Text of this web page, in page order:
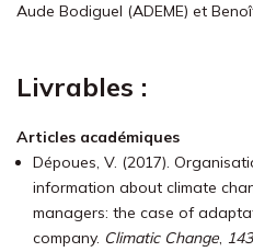
Aude Bodiguel (ADEME) et
Livrables :
Articles académiques
Dépoues, V. (2017).
information about climate
managers: the case of
company. Climatic Change, 143